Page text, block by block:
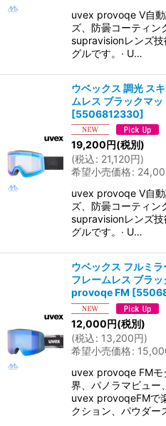
uvex provoqe V自
ズ、防曇コーティ
supravisionレンズ
グルです。∙ U…
ウベックス 調光 ス
ムレス ブラックマ
[5506812330]
19,200円(税別)
(税込: 21,120円)
希望小売価格:
uvex provoqe V自
ズ、防曇コーティン
supravisionレンズ
グルです。∙ U…
ウベックス フルミ
フレームレス ブラ
provoqe FM [
12,000円(税別)
(税込: 13,200円)
希望小売価格:
uvex provoqe FMモ
界、パノラマビュー
uvex provoqeFMで
クション、パウダ